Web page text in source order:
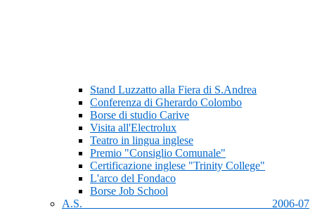
Stand Luzzatto alla Fiera di S.Andrea
Conferenza di Gherardo Colombo
Borse di studio Carive
Visita all'Electrolux
Teatro in lingua inglese
Premio "Consiglio Comunale"
Certificazione inglese "Trinity College"
L'arco del Fondaco
Borse Job School
A.S. 2006-07